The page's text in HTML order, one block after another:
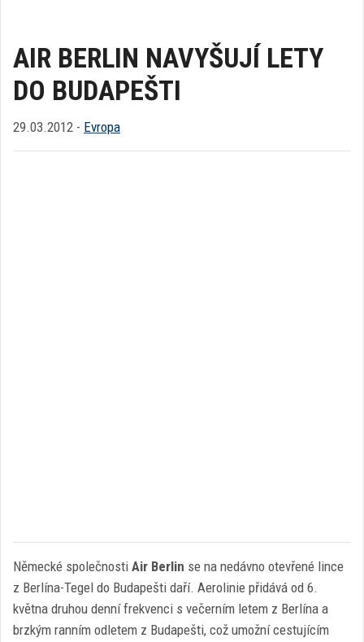
AIR BERLIN NAVYŠUJÍ LETY
DO BUDAPEŠTI
29.03.2012 - Evropa
Německé společnosti Air Berlin se na nedávno otevřené lince
z Berlína-Tegel do Budapešti daří. Aerolinie přidává od 6.
května druhou denní frekvenci s večerním letem z Berlína a
brzkým ranním odletem z Budapešti, což umožní cestujícím